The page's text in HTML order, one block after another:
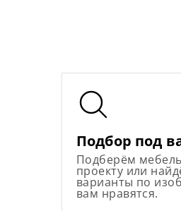
Подбор под
Подберём
проекту или
варианты по
вам нравятся.